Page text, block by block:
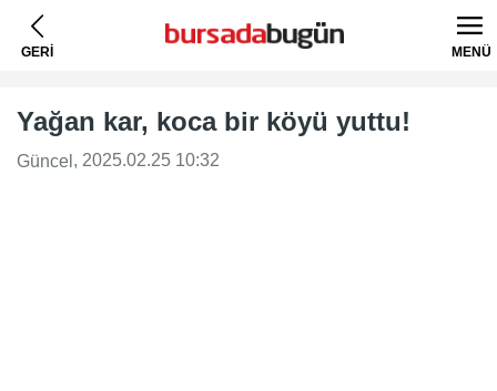
GERİ MENÜ
Yağan kar, koca bir köyü yuttu!
Güncel , 2025.02.25 10:32